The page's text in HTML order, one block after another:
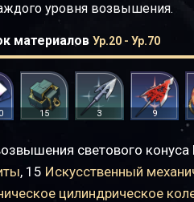
уровня возвышения.
материалов Ур.20 - Ур.70
15 3 9
светового
, 15 Искусственный
цилиндрическое